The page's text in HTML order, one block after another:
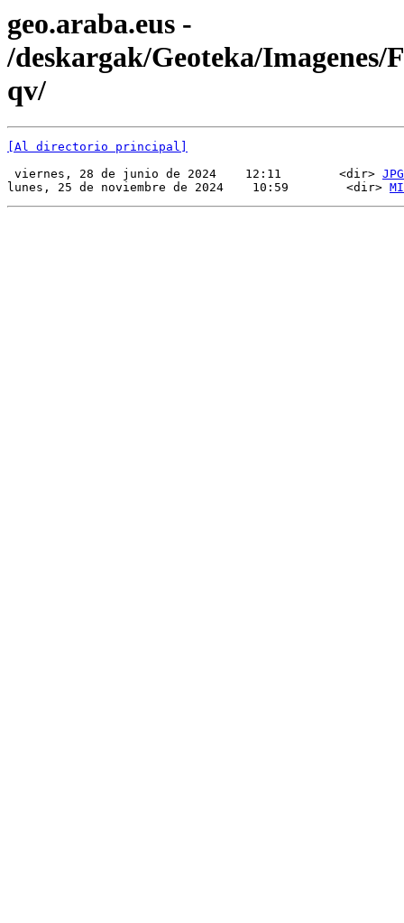
geo.araba.eus -
/deskargak/Geoteka/Imagenes/
qv/
[Al directorio principal]
viernes, 28 de junio de 2024    12:11        <dir> JPG
lunes, 25 de noviembre de 2024    10:59        <dir>